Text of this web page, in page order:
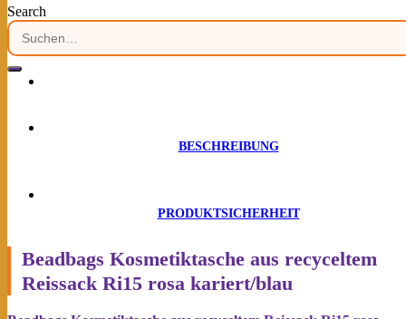
0
Search
Suchen
nach:
BESCHREIBUNG
PRODUKTSICHERHEIT
Beadbags Kosmetiktasche aus recyceltem
Reissack Ri15 rosa kariert/blau